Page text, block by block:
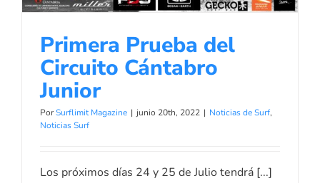
Primera Prueba del
Circuito Cántabro
Junior
PorSurflimit Magazine | junio 20th, 2022 | Noticias de Surf,
Noticias Surf
Los próximos días 24 y 25 de Julio tendrá [...]